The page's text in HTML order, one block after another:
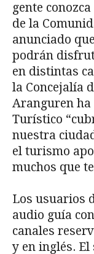
gente
de la
anunciado
podrán
en distintas
la Concejalía
Aranguren
Turístico
nuestra
el turismo
muchos que
Los usuarios
audio guía
canales
y en inglés.